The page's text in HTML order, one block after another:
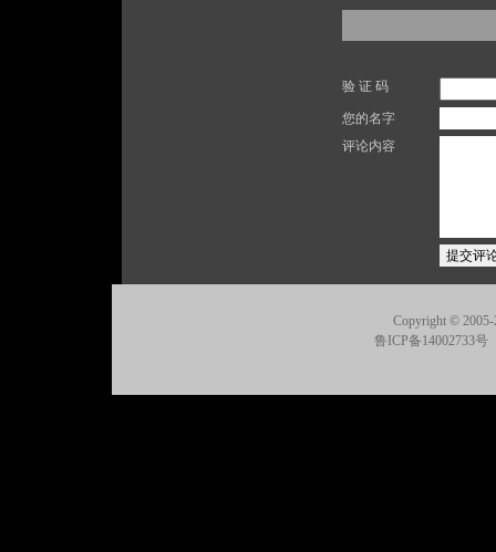
验 证 码
您的名字
评论内容
Copyright © 2005-
鲁ICP备14002733号